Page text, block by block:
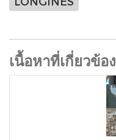
เนื้อหาที่เกี่ยวข้อง